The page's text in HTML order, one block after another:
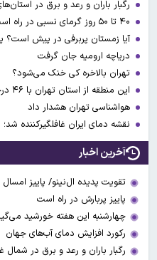
رگبار باران و رعد و برق در
آیا زمستان پربرفی در پیش است؟
دریاچه ارومیه جان گرفت
تهران بالاخره کی خنک می‌شود؟
این منطقه از استان تهران با ۴۶ درجه گرم‌ترین نقطه شد
هواشناسی تهران هشدار داد
نقشه دمای ایران غافلگیرکننده
آخرین اخبار
تقویت پدیده ال‌نینو/ پاییز
پاییز پربارش در راه است
چهارشنبه این هفته خورشید
رکورد افزایش دمای آب‌های جهان
رگبار باران و رعد و برق در شمال